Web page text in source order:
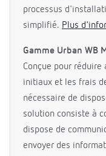
processus
simplifié. Plus
Gamme Urban WB
Conçue pour
initiaux et les frais
nécessaire de
solution consiste à
dispose de
envoyer des